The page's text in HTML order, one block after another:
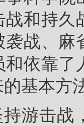
和持久
战、麻
和依靠
基本方
游击战